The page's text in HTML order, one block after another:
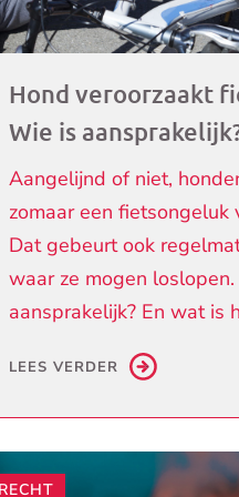
Hond veroorzaakt
Wie is
Aangelijnd of niet,
zomaar een fietsongeluk
Dat gebeurt ook
waar ze mogen
aansprakelijk? En wat is
LEES VERDER
RECHT